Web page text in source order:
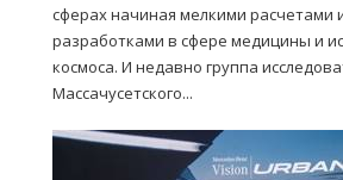
сферах начиная мелкими расчетами
разработками в сфере медицины и
космоса. И недавно группа
Массачусетского...